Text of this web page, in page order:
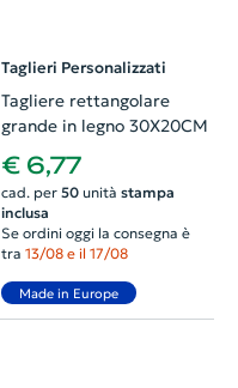
Taglieri Personalizzati
Tagliere rettangolare
grande in legno 30X20CM
€ 6,77
cad. per 50unità stampa
inclusa
Se ordini oggi la consegna è
tra 13/08 e il 17/08
Made in Europe